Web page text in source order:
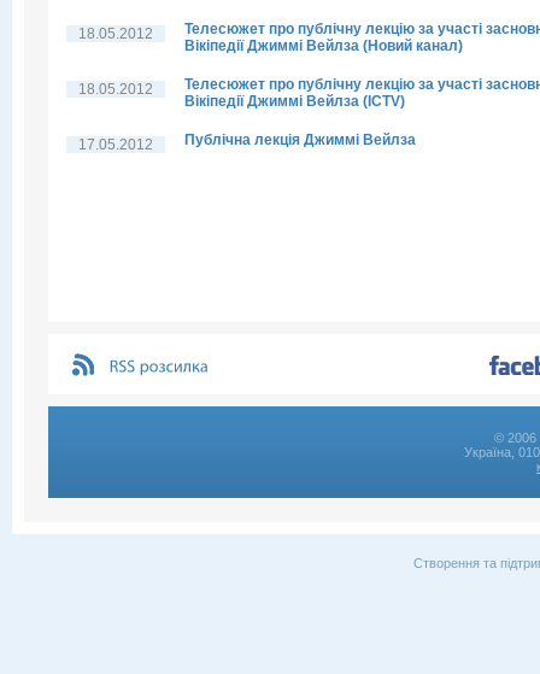
18.05.2012
Телесюжет про публічну лекцію за участі
Вікіпедії Джиммі Вейлза (Новий канал)
18.05.2012
Телесюжет про публічну лекцію за участі
Вікіпедії Джиммі Вейлза (ICTV)
17.05.2012 Публічна лекція Джиммі Вейлза
© 2006
Україна,
Створення та